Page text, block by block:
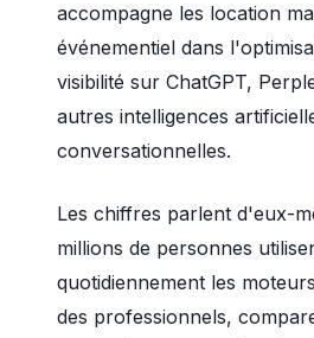
accompagne les location
événementiel dans
visibilité sur ChatGPT,
autres intelligences
conversationnelles.
Les chiffres parlent d'eux-
millions de personnes
quotidiennement les
des professionnels,